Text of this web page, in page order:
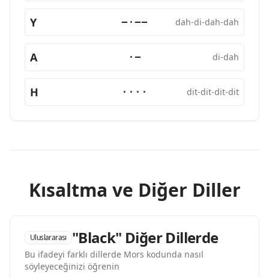
Y −·−− dah-di-dah-dah
A ·− di-dah
H ···· dit-dit-dit-dit
Kısaltma ve Diğer Diller
Uluslararası "Black" Diğer Dillerde
Bu ifadeyi farklı dillerde Mors kodunda nasıl
söyleyeceğinizi öğrenin